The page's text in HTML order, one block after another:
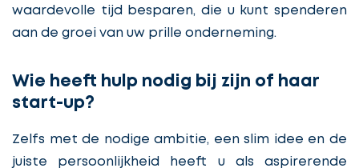
waardevolle tijd besparen, die u kunt spenderen
aan de groei van uw prille onderneming.
Wie heeft hulp nodig bij zijn of haar
start-up?
Zelfs met de nodige ambitie, een slim idee en de
juiste persoonlijkheid heeft u als aspirerende